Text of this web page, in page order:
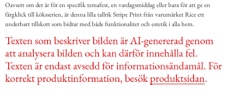
Oavsett om det är för en specifik temafest, en vardagsmiddag eller bara för att ge en
färgklick till köksserien, är denna lilla tallrik Stripe Print från varumärket Rice ett
underbart tillskott som bidrar med både funktionalitet och estetik i alla hem.